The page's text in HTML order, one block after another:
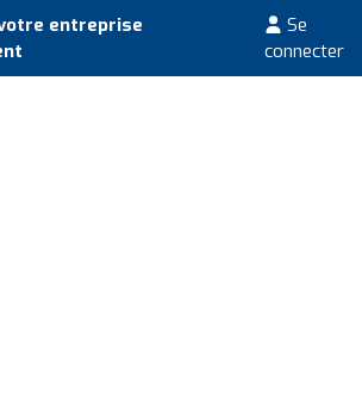
entreprise
Se
connecter